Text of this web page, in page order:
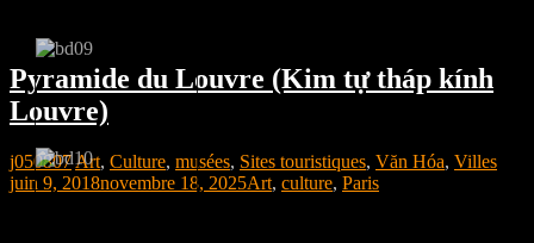
Pyramide du Louvre (Kim tự tháp kính
Louvre)
j050807Art, Culture, musées, Sites touristiques, Văn Hóa, Villes
juin 9, 2018novembre 18, 2025Art, culture, Paris